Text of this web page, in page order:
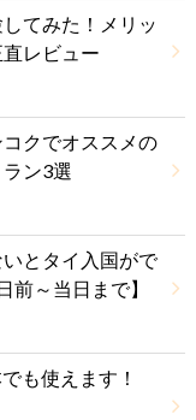
てみた！メリッ
レビュー
コクでオススメの
ン3選
とタイ入国がで
前～当日まで】
も使えます！